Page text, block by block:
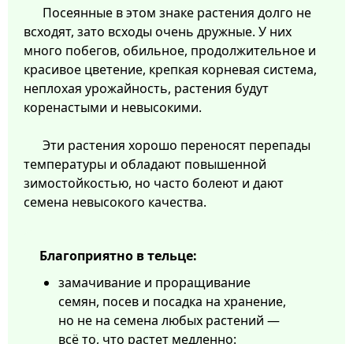
Посеянные в этом знаке растения долго не
всходят, зато всходы очень дружные. У них
много побегов, обильное, продолжительное и
красивое цветение, крепкая корневая система,
неплохая урожайность, растения будут
коренастыми и невысокими.
Эти растения хорошо переносят перепады
температуры и обладают повышенной
зимостойкостью, но часто болеют и дают
семена невысокого качества.
Благоприятно в тельце:
замачивание и проращивание
семян, посев и посадка на хранение,
но не на семена любых растений —
всё то, что растет медленно: